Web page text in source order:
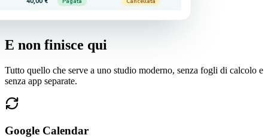
Pagata Cancellata
E non finisce qui
Tutto quello che serve a uno studio moderno, senza fogli di calcolo e
senza app separate.
Google Calendar